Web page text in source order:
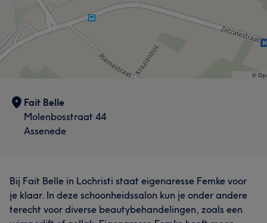
Fait Belle
Molenbosstraat 44
Assenede
Bij Fait Belle in Lochristi staat eigenaresse Femke voor
je klaar. In deze schoonheidssalon kun je onder andere
terecht voor diverse beautybehandelingen, zoals een